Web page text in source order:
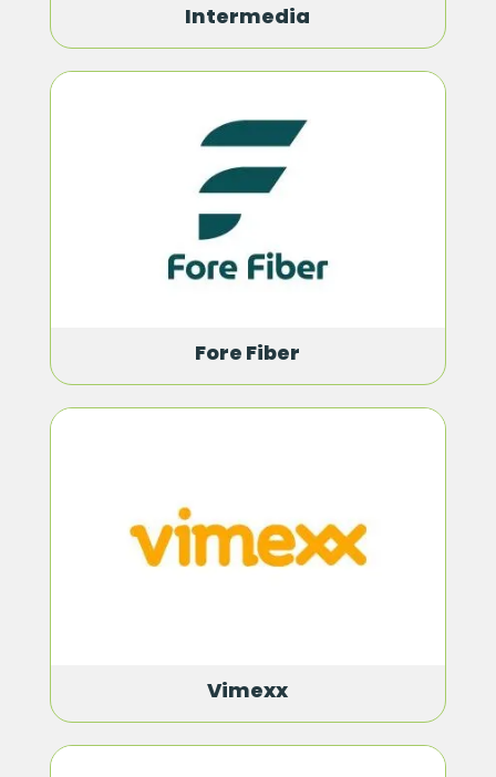
Intermedia
Fore Fiber
Vimexx